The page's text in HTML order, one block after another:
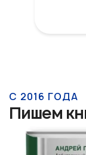
С 2016 ГОДА
Пишем